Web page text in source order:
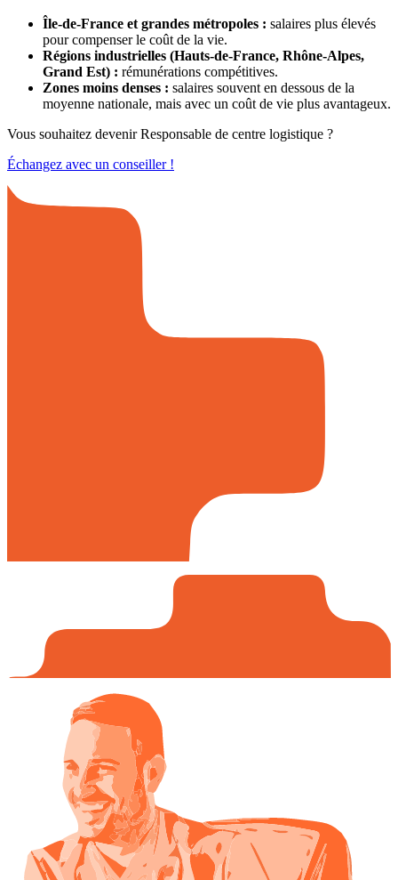
Île-de-France et grandes métropoles : salaires plus élevés
pour compenser le coût de la vie.
Régions industrielles (Hauts-de-France, Rhône-Alpes,
Grand Est) : rémunérations compétitives.
Zones moins denses : salaires souvent en dessous de la
moyenne nationale, mais avec un coût de vie plus avantageux.
Vous souhaitez devenir Responsable de centre logistique ?
Échangez avec un conseiller !